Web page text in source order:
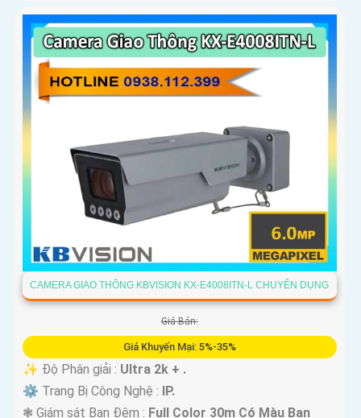
CAMERA GIAO THÔNG KBVISION KX-E4008ITN-L CHUYÊN DỤNG
Giá Bán:
Giá Khuyến Mại: 5%-35%
✨ Độ Phân giải : Ultra 2k + .
⚙ Trang Bị Công Nghệ : IP.
❃ Giám sát Ban Đêm : Full Color 30m Có Màu Ban